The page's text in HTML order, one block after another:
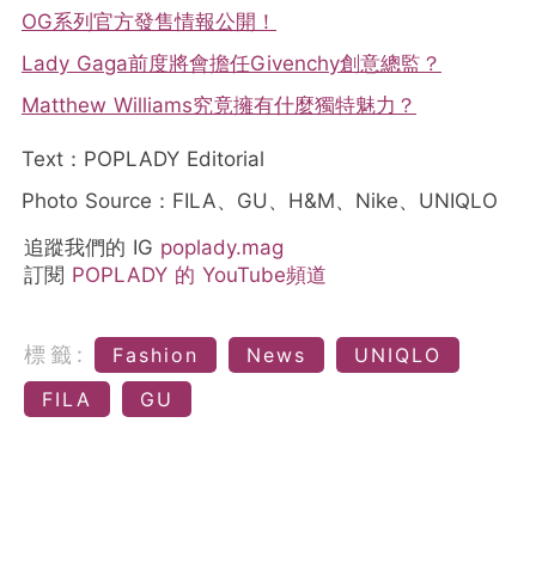
OG系列官方發售情報公開！
Lady Gaga前度將會擔任Givenchy創意總監？
Matthew Williams究竟擁有什麼獨特魅力？
Text：POPLADY Editorial
Photo Source：FILA、GU、H&M、Nike、UNIQLO
追蹤我們的 IG poplady.mag
訂閱 POPLADY 的 YouTube頻道
標籤: Fashion News
UNIQLO
FILA
GU